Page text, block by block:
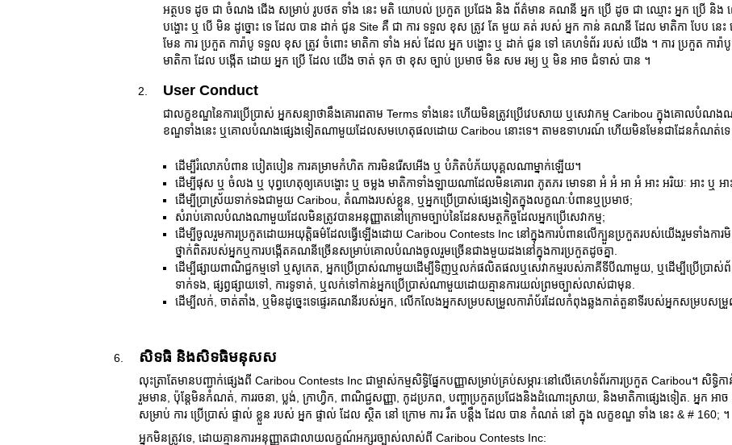
អត្ថបទ ដូច ជា ចំណង ជើង សម្រាប់ រូបថត ទាំង នេះ មតិ យោបល់ ប្រកួត ប្រជែង និង ព័ត៌មាន គណនី អ្នក ប្រើ ដូច ជា ឈ្មោះ អ្នក ប្រើ និង
បង្ហោះ ឬ បើ មិន ដូច្នោះ ទេ ដែល បាន ដាក់ ជូន Site គឺ ជា ការ ទទួល ខុស ត្រូវ តែ មួយ គត់ របស់ អ្នក កាន់ គណនី ដែល មាតិកា បែប នេ
មែន ការ ប្រកួត ការ៉ាបូ ទទួល ខុស ត្រូវ ចំពោះ មាតិកា ទាំង អស់ ដែល អ្នក បង្ហោះ ឬ ដាក់ ជូន ទៅ គេហទំព័រ របស់ យើង ។ ការ ប្រកួត ការ៉ាបូ រ
មាតិកា ដែល បង្កើត ដោយ អ្នក ប្រើ ដែល យើង ចាត់ ទុក ថា ខុស ច្បាប់ ប្រមាថ មិន សម រម្យ ឬ មិន អាច ជំទាស់ បាន ។
User Conduct
ជាលក្ខខណ្ឌនៃការប្រើប្រាស់ អ្នកសន្យាថានឹងគោរពតាម Terms ទាំងនេះ ហើយមិនត្រូវប្រើវេបសាយ ឬសេវាកម្ម Caribou ក្នុងគោល
ខណ្ឌទាំងនេះ ឬគោលបំណងផ្សេងទៀតណាមួយដែលសមហេតុផលដោយ Caribou នោះទេ។ តាមឧទាហរណ៍ ហើយមិនមែនជាដែនកំណត់ទេ
ដើម្បីរំលោភបំពាន បៀតបៀន ការគម្រាមកំហិត ការមិនរើសអើង ឬ បំភិតបំភ័យបុគ្គលណាម្នាក់ឡើយ។
ដើម្បីផុស ឬ ចំលង ឬ បុព្វហេតុឲ្យគេបង្ហោះ ឬ ចម្លង មាតិកាទាំងឡាយណាដែលមិនគោរព ភូតភរ មោទនា ឣំ ឣំ ឣា ឣំ ឣាះ ឣរិយៈ ឣាះ ឬ ឣ
ដើម្បីប្រាស្រ័យទាក់ទងជាមួយ Caribou, តំណាងរបស់ខ្លួន, ឬអ្នកប្រើប្រាស់ផ្សេងទៀតក្នុងលក្ខណៈបំពានឬប្រមាថ;
សំរាប់គោលបំណងណាមួយដែលមិនត្រូវបានអនុញ្ញាតនៅក្រោមច្បាប់នៃដែនសមត្ថកិច្ចដែលអ្នកប្រើសេវាកម្ម;
ដើម្បីចូលរួមការប្រកួតដោយអយុត្តិធម៌ដែលធ្វើឡើងដោយ Caribou Contests Inc នៅក្នុងការបំពានលើក្បួនប្រកួតរបស់យើងរួមទាំងការ
ថ្នាក់ពិតរបស់អ្នកឬការបង្កើតគណនីច្រើនសម្រាប់គោលបំណងចូលរួមច្រើនជាងមួយដងនៅក្នុងការប្រកួតដូចគ្នា.
ដើម្បីផ្សាយពាណិជ្ជកម្មទៅ ឬសូកេត, អ្នកប្រើប្រាស់ណាមួយដើម្បីទិញឬលក់ផលិតផលឬសេវាកម្មរបស់ភាគីទីបីណាមួយ, ឬដើម្បីប្រើប្រាស់
ទាក់ទង, ផ្សព្វផ្សាយទៅ, ការទូទាត់, ឬលក់ទៅកាន់អ្នកប្រើប្រាស់ណាមួយដោយគ្មានការយល់ព្រមច្បាស់លាស់ជាមុន.
ដើម្បីលក់, ចាត់តាំង, ឬមិនដូច្នេះទេផ្ទេរគណនីរបស់អ្នក, លើកលែងអ្នកសម្របសម្រួលការ៉ាប័រដែលកំពុងឆ្លងកាត់តួនាទីរបស់អ្នកសម្របសម្
សិទធិ និងសិទធិមនុសស
លុះត្រាតែមានបញ្ជាក់ផ្សេងពី Caribou Contests Inc ជាម្ចាស់កម្មសិទ្ធិផ្នែកបញ្ញាសម្រាប់គ្រប់សម្ភារៈនៅលើគេហទំព័រការប្រកួត Caribou។ សិទ្ធិក
រួមមាន, ប៉ុន្តែមិនកំណត់, ការរចនា, ប្លង់, ក្រាហ្វិក, ពាណិជ្ជសញ្ញា, កូដប្រភព, បញ្ហាប្រកួតប្រជែងនិងដំណោះស្រាយ, និងមាតិកាផ្សេងទៀត. អ្នក អា
សម្រាប់ ការ ប្រើប្រាស់ ផ្ទាល់ ខ្លួន របស់ អ្នក ផ្ទាល់ ដែល ស្ថិត នៅ ក្រោម ការ រឹត បន្តឹង ដែល បាន កំណត់ នៅ ក្នុង លក្ខខណ្ឌ ទាំង នេះ & # 160; ។
អ្នកមិនត្រូវទេ, ដោយគ្មានការអនុញ្ញាតជាលាយលក្ខណ៍អក្សរច្បាស់លាស់ពី Caribou Contests Inc: